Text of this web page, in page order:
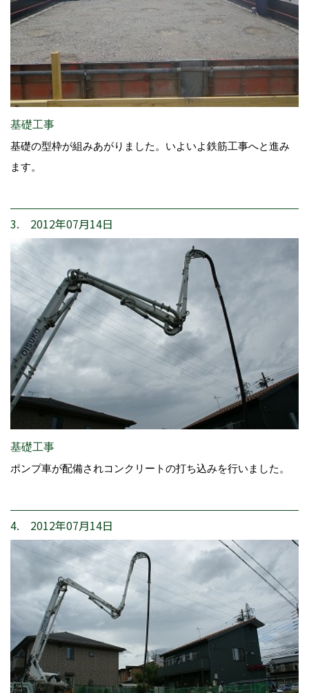
基礎工事
基礎の型枠が組みあがりました。いよいよ鉄筋工事へと進み
ます。
3. 2012年07月14日
基礎工事
ポンプ車が配備されコンクリートの打ち込みを行いました。
4. 2012年07月14日